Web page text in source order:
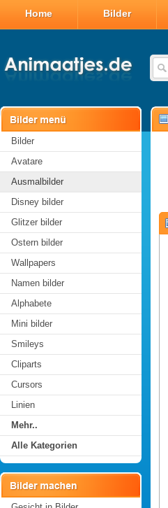
Home Bilder
Bilder
Avatare
Ausmalbilder
Disney bilder
Glitzer bilder
Ostern bilder
Wallpapers
Namen bilder
Alphabete
Mini bilder
Smileys
Cliparts
Cursors
Linien
Mehr..
Alle Kategorien